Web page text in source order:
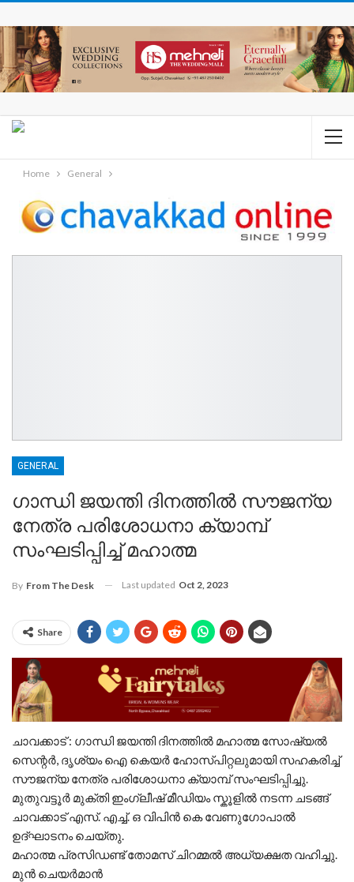
Home General
GENERAL
ഗാന്ധി ജയന്തി ദിനത്തിൽ സൗജന്യ
നേത്ര പരിശോധനാ ക്യാമ്പ്
സംഘടിപ്പിച്ച് മഹാത്മ
By From The Desk Last updated Oct 2, 2023
Share
ചാവക്കാട് : ഗാന്ധി ജയന്തി ദിനത്തിൽ മഹാത്മ സോഷ്യൽ
സെന്റർ, ദൃശ്യം ഐ കെയർ ഹോസ്പിറ്റലുമായി സഹകരിച്ച്
സൗജന്യ നേത്ര പരിശോധനാ ക്യാമ്പ് സംഘടിപ്പിച്ചു.
മുതുവട്ടൂർ മുക്തി ഇംഗ്ലീഷ് മീഡിയം സ്കൂളിൽ നടന്ന ചടങ്ങ്
ചാവക്കാട് എസ്. എച്ച്. ഒ വിപിൻ കെ വേണുഗോപാൽ
ഉദ്ഘാടനം ചെയ്തു.
മഹാത്മ പ്രസിഡണ്ട് തോമസ് ചിറമ്മൽ അധ്യക്ഷത വഹിച്ചു.
മുൻ ചെയർമാൻ